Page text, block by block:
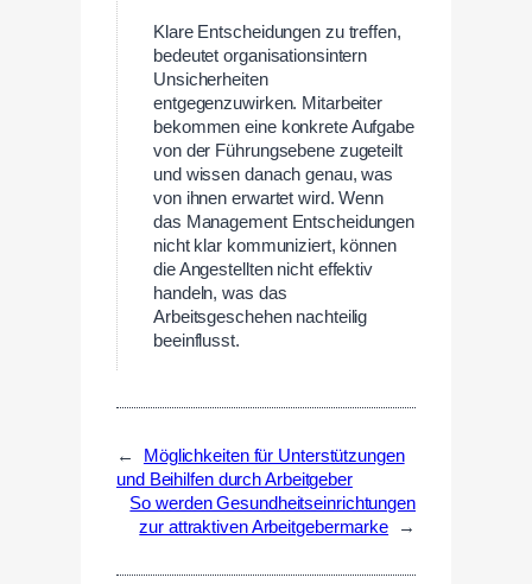
Klare Entscheidungen zu treffen,
bedeutet organisationsintern
Unsicherheiten
entgegenzuwirken. Mitarbeiter
bekommen eine konkrete Aufgabe
von der Führungsebene zugeteilt
und wissen danach genau, was
von ihnen erwartet wird. Wenn
das Management Entscheidungen
nicht klar kommuniziert, können
die Angestellten nicht effektiv
handeln, was das
Arbeitsgeschehen nachteilig
beeinflusst.
←
Möglichkeiten für Unterstützungen
und Beihilfen durch Arbeitgeber
So werden Gesundheitseinrichtungen
zur attraktiven Arbeitgebermarke
→